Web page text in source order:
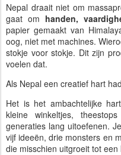
Nepal draait niet om
gaat om handen,
papier gemaakt van
oog, niet met machines.
stokje voor stokje. Dit zijn
voelen dat.
Als Nepal een creatief hart
Het is het ambachtelijke
kleine winkeltjes,
generaties lang uitoefenen.
vijf ideeën, drie monsters en
die misschien uitgroeit tot